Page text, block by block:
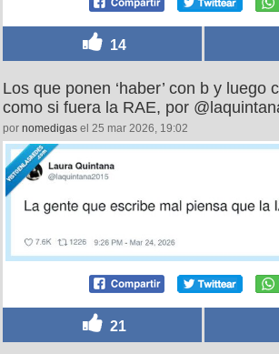
14
Los que ponen ‘haber’ con b y luego
como si fuera la RAE, por
por nomedigas el 25 mar 2026, 19:02
21